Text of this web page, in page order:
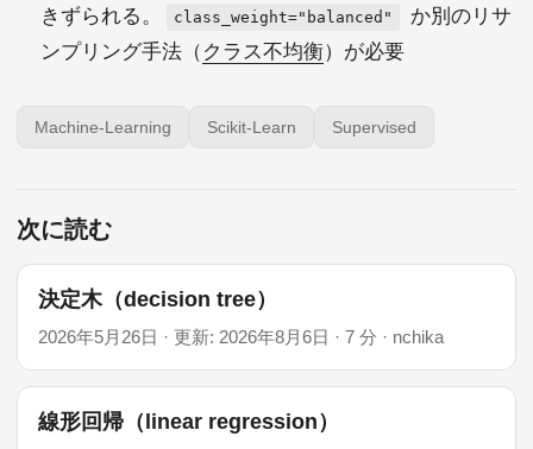
きずられる。
class_weight="balanced"
か別のリサ
ンプリング手法（ クラス不均衡）が必要
Machine-Learning Scikit-Learn Supervised
次に読む
決定木（decision tree）
2026年5月26日 · 更新: 2026年8月6日 · 7 分 · nchika
線形回帰（linear regression）